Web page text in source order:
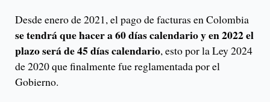
Desde enero de 2021, el pago de facturas en Colombia
se tendrá que hacer a 60 días calendario y en 2022 el
plazo será de 45 días calendario, esto por la Ley 2024
de 2020 que finalmente fue reglamentada por el
Gobierno.